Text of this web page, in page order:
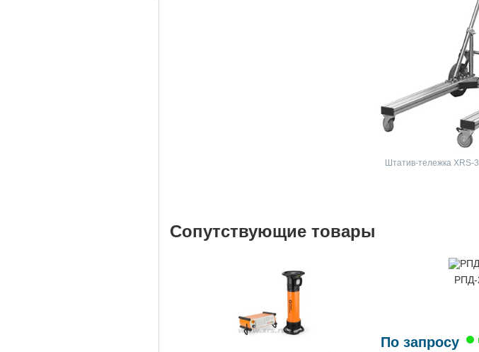
Штатив-тележка XRS-
Сопутствующие товары
По запросу